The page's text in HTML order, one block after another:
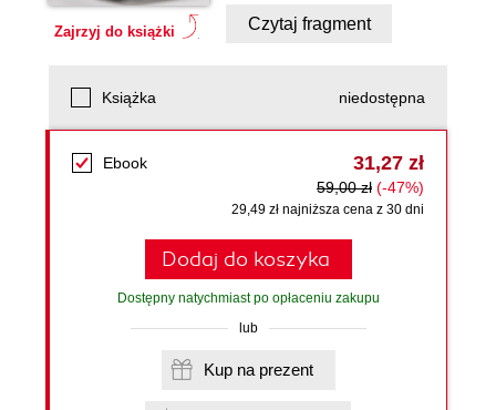
Zajrzyj do książki Czytaj fragment
Książka niedostępna
Ebook 31,27 zł
59,00 zł (-47%)
29,49 zł najniższa cena z 30 dni
Dodaj do koszyka
Dostępny natychmiast po opłaceniu zakupu
lub
Kup na prezent